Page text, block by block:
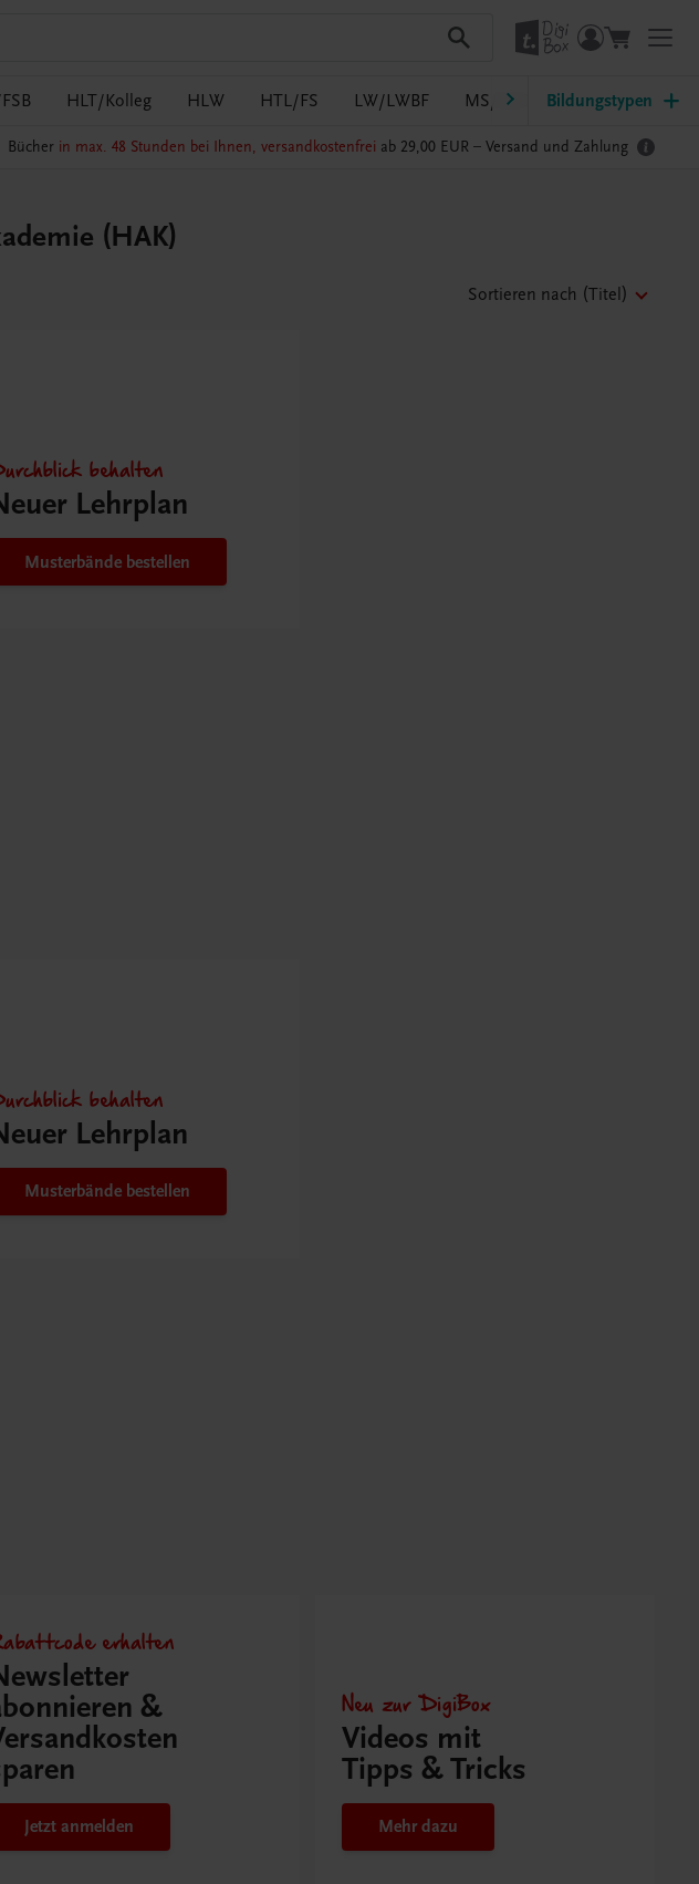
HLT/Kolleg HLW HTL/FS LW/LWBF MS/ASO Pflege PTS
Bildungstypen
Bücher in max. 48 Stunden bei Ihnen, versandkostenfrei ab 29,00 EUR – Versand und Zahlung
(HAK)
Sortieren nach (Titel)
behalten
Lehrplan
Musterbände bestellen
behalten
Lehrplan
Musterbände bestellen
erhalten
&
Jetzt anmelden
Neu zur DigiBox
Videos mit
Tipps & Tricks
Mehr dazu